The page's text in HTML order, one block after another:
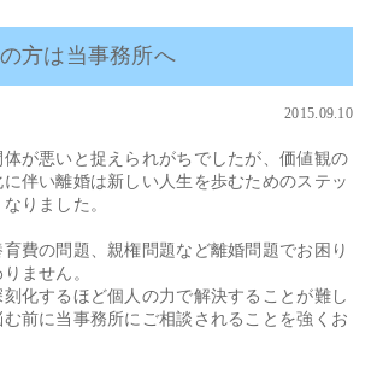
方は当事務所へ
2015.09.10
が悪いと捉えられがちでしたが、価値観の
伴い離婚は新しい人生を歩むためのステッ
りました。
育費の問題、親権問題など離婚問題でお困り
ません。
化するほど個人の力で解決することが難し
前に当事務所にご相談されることを強くお